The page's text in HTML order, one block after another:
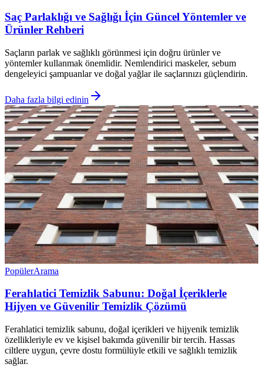
Saç Parlaklığı ve Sağlığı İçin Güncel Yöntemler ve
Ürünler Rehberi
Saçların parlak ve sağlıklı görünmesi için doğru ürünler ve
yöntemler kullanmak önemlidir. Nemlendirici maskeler, sebum
dengeleyici şampuanlar ve doğal yağlar ile saçlarınızı güçlendirin.
Daha fazla bilgi edinin
PopülerArama
Ferahlatici Temizlik Sabunu: Doğal İçeriklerle
Hijyen ve Güvenilir Temizlik Çözümü
Ferahlatici temizlik sabunu, doğal içerikleri ve hijyenik temizlik
özellikleriyle ev ve kişisel bakımda güvenilir bir tercih. Hassas
ciltlere uygun, çevre dostu formülüyle etkili ve sağlıklı temizlik
sağlar.